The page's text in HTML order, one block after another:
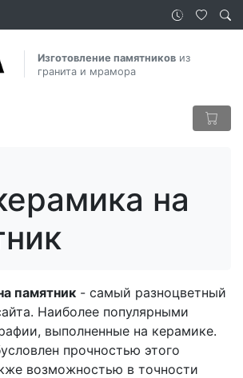
Изготовление памятниковиз
гранита и мрамора
на
памятник - самый разноцветный
Наиболее популярными
выполненные на керамике.
прочностью этого
возможностью в точности